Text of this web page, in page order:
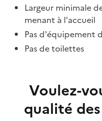
Largeur minimale
menant à l'accueil
Pas d'équipement
Pas de toilettes
Voulez-
qualité